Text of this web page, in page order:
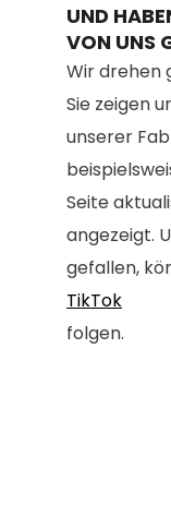
UND
VON UNS
Wir drehen
Sie zeigen
unserer
Seite
angezeigt.
gefallen,
TikTok
folgen.